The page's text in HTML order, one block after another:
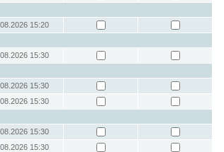
15:20
15:30
15:30
15:30
15:30
15:30